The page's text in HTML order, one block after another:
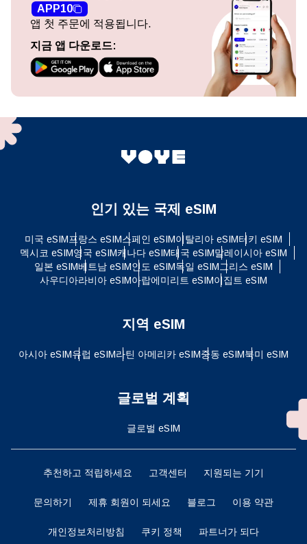
APP10
앱 첫 주문에 적용됩니다.
지금 앱 다운로드:
인기 있는 국제 eSIM
미국 eSIM프랑스 eSIM스페인 eSIM이탈리아 eSIM터키 eSIM
멕시코 eSIM영국 eSIM캐나다 eSIM태국 eSIM말레이시아 eSIM
일본 eSIM베트남 eSIM인도 eSIM독일 eSIM그리스 eSIM
사우디아라비아 eSIM아랍에미리트 eSIM이집트 eSIM
지역 eSIM
아시아 eSIM유럽 ​​eSIM라틴 아메리카 eSIM중동 eSIM북미 eSIM
글로벌 계획
글로벌 eSIM
추천하고 적립하세요 고객센터 지원되는 기기
문의하기 제휴 회원이 되세요 블로그 이용 약관
개인정보처리방침 쿠키 정책 파트너가 되다